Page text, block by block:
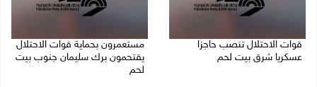
قوات الاحتلال تنصب حاجزا
عسكريا شرق بيت لحم
مستعمرون بحماية قوات الاحتلال
يقتحمون برك سليمان جنوب بيت
لحم